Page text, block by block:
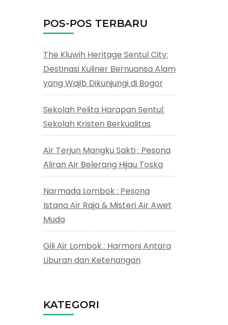
POS-POS TERBARU
The Kluwih Heritage Sentul City:
Destinasi Kuliner Bernuansa Alam
yang Wajib Dikunjungi di Bogor
Sekolah Pelita Harapan Sentul:
Sekolah Kristen Berkualitas
Air Terjun Mangku Sakti : Pesona
Aliran Air Belerang Hijau Toska
Narmada Lombok : Pesona
Istana Air Raja & Misteri Air Awet
Muda
Gili Air Lombok : Harmoni Antara
Liburan dan Ketenangan
KATEGORI